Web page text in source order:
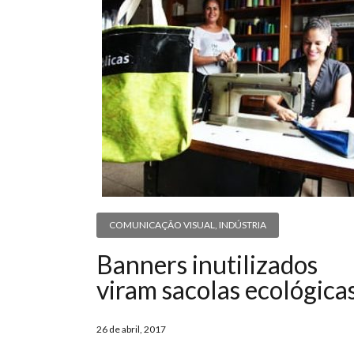
COMUNICAÇÃO VISUAL, INDÚSTRIA
Banners inutilizados
viram sacolas
26 de abril, 2017